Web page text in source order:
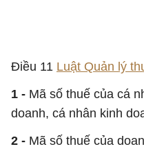
Điều 11 Luật Quản lý
1 - Mã số thuế của cá
doanh, cá nhân kinh
2 - Mã số thuế của